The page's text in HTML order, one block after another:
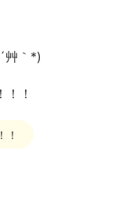
艸｀*)
！
！